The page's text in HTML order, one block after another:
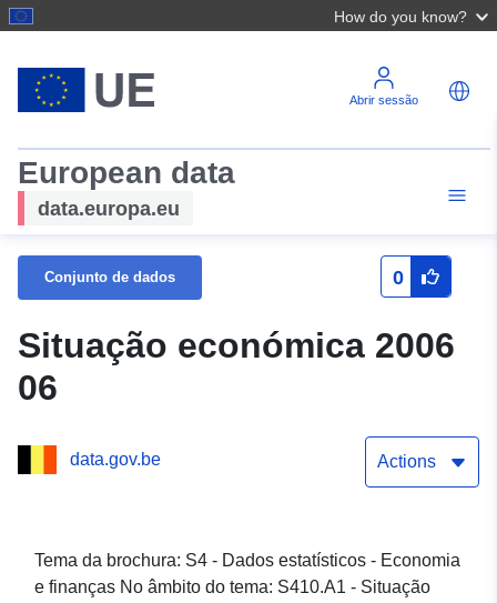
How do you know?
Abrir sessão
European data
data.europa.eu
Conjunto de dados 0
Situação económica 2006
06
data.gov.be Actions
Tema da brochura: S4 - Dados estatísticos - Economia
e finanças No âmbito do tema: S410.A1 - Situação